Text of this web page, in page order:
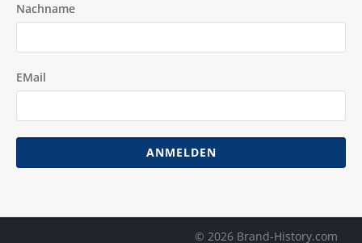
Nachname
EMail
ANMELDEN
© 2026 Brand-History.com